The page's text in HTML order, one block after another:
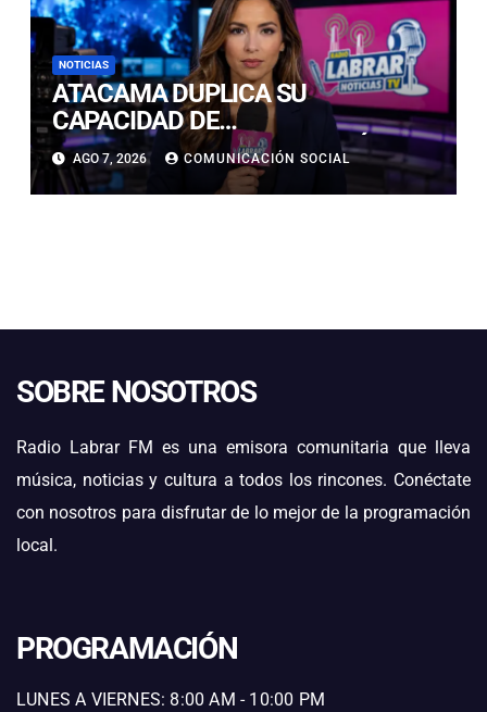
NOTICIAS
ATACAMA DUPLICA SU
CAPACIDAD DE
ALMACENAMIENTO ENERGÉTICO
Y CONSOLIDA SU LIDERAZGO EN
LA TRANSICIÓN ENERGÉTICA
AGO 7, 2026 COMUNICACIÓN SOCIAL
SOBRE NOSOTROS
Radio Labrar FM es una emisora comunitaria que lleva
música, noticias y cultura a todos los rincones. Conéctate
con nosotros para disfrutar de lo mejor de la programación
local.
PROGRAMACIÓN
LUNES A VIERNES: 8:00 AM - 10:00 PM